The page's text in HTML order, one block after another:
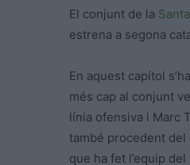
El conjunt de la
estrena a segona
En aquest capítol
més cap al conjunt
línia ofensiva i Marc
també procedent del
que ha fet l’equip